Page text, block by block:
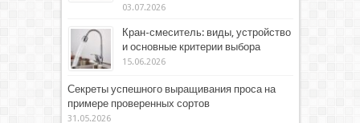
03.07.2026
Кран-смеситель: виды, устройство
и основные критерии выбора
15.06.2026
Секреты успешного выращивания проса на
примере проверенных сортов
31.05.2026